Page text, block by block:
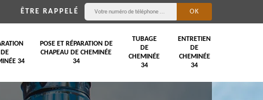
ÊTRE RAPPELÉ
DE
34
POSE ET RÉPARATION DE
CHAPEAU DE CHEMINÉE
34
TUBAGE
DE
CHEMINÉE
34
ENTRETIEN
DE
CHEMINÉE
34